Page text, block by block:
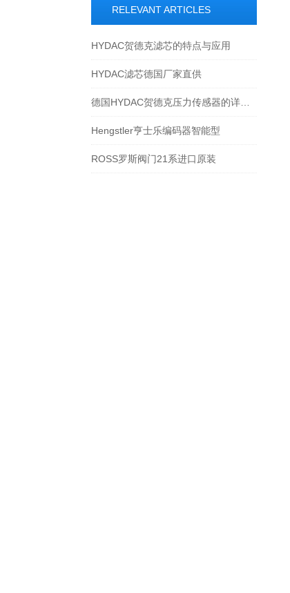
RELEVANT ARTICLES
HYDAC贺德克滤芯的特点与应用
HYDAC滤芯德国厂家直供
Hengstler亨士乐编码器智能型
ROSS罗斯阀门21系进口原装